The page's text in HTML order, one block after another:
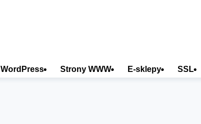
WordPress Strony WWW E-sklepy SSL